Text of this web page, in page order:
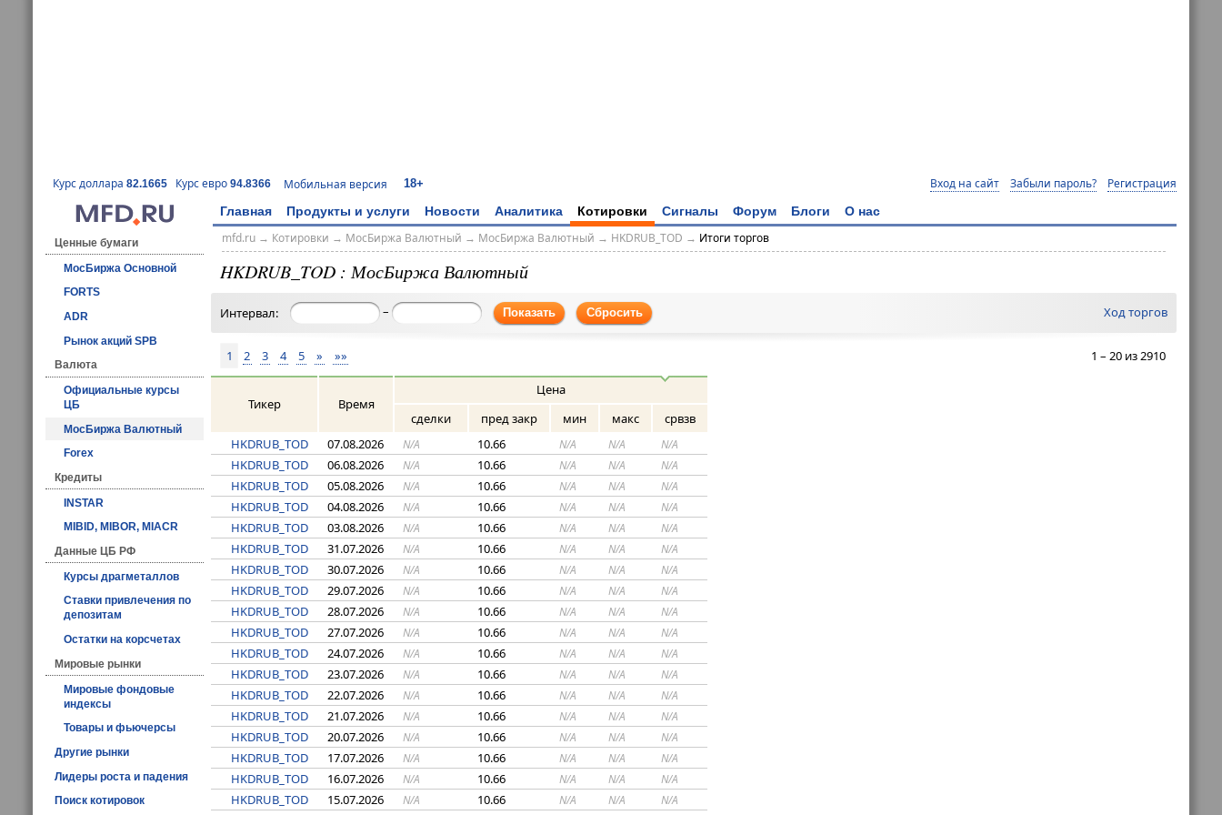
Курс доллара 82.1665 Курс евро 94.8366 Мобильная версия 18+ Вход на сайт Забыли пароль? Регистрация
Главная Продукты и услуги Новости Аналитика Котировки Сигналы Форум Блоги О нас
Ценные бумаги
МосБиржа Основной
FORTS
ADR
Рынок акций SPB
Валюта
Официальные курсы
ЦБ
МосБиржа Валютный
Forex
Кредиты
INSTAR
MIBID, MIBOR, MIACR
Данные ЦБ РФ
Курсы драгметаллов
Ставки привлечения по
депозитам
Остатки на корсчетах
Мировые рынки
Мировые фондовые
индексы
Товары и фьючерсы
Другие рынки
Лидеры роста и падения
Поиск котировок
mfd.ru→ Котировки → МосБиржа Валютный → МосБиржа Валютный → HKDRUB_TOD → Итоги торгов
HKDRUB_TOD : МосБиржа Валютный
Ход торгов
Интервал: – Показать Сбросить
1 – 20 из 2910
1 2 3 4 5 » »»
Тикер Время
Цена
сделки
пред закр мин макс
срвзв
HKDRUB_TOD
07.08.2026 N/A 10.66 N/A N/A N/A
HKDRUB_TOD 06.08.2026 N/A 10.66 N/A N/A N/A
HKDRUB_TOD 05.08.2026 N/A 10.66 N/A N/A N/A
HKDRUB_TOD 04.08.2026 N/A 10.66 N/A N/A N/A
HKDRUB_TOD 03.08.2026 N/A 10.66 N/A N/A N/A
HKDRUB_TOD 31.07.2026 N/A 10.66 N/A N/A N/A
HKDRUB_TOD 30.07.2026 N/A 10.66 N/A N/A N/A
HKDRUB_TOD 29.07.2026 N/A 10.66 N/A N/A N/A
HKDRUB_TOD 28.07.2026 N/A 10.66 N/A N/A N/A
HKDRUB_TOD 27.07.2026 N/A 10.66 N/A N/A N/A
HKDRUB_TOD 24.07.2026 N/A 10.66 N/A N/A N/A
HKDRUB_TOD 23.07.2026 N/A 10.66 N/A N/A N/A
HKDRUB_TOD 22.07.2026 N/A 10.66 N/A N/A N/A
HKDRUB_TOD 21.07.2026 N/A 10.66 N/A N/A N/A
HKDRUB_TOD 20.07.2026 N/A 10.66 N/A N/A N/A
HKDRUB_TOD 17.07.2026 N/A 10.66 N/A N/A N/A
HKDRUB_TOD 16.07.2026 N/A 10.66 N/A N/A N/A
HKDRUB_TOD 15.07.2026 N/A 10.66 N/A N/A N/A